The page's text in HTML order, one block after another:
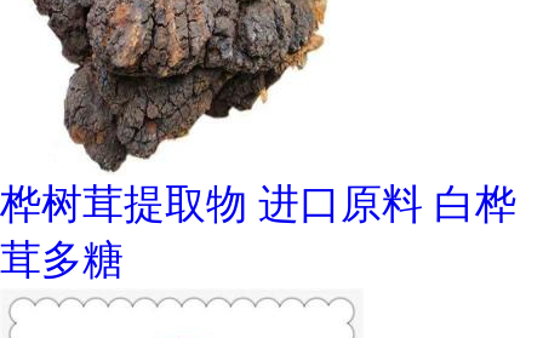
桦树茸提取物 进口原料 白桦
茸多糖